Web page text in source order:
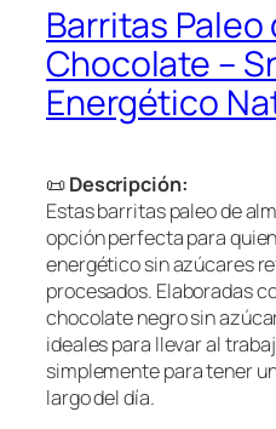
Barritas
Chocolate –
Energético
📜Descripción:
Estas barritas paleo de
opción perfecta para
energético sin azúcares
procesados. Elaboradas
chocolate negro sin
ideales para llevar al
simplemente para tener
largo del día.